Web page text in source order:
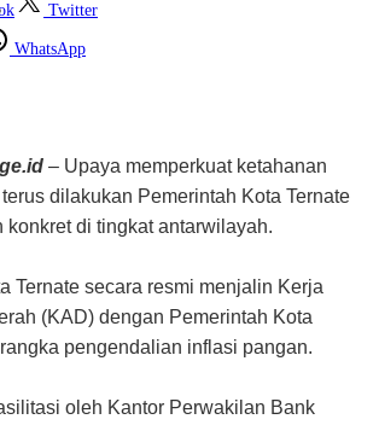
Twitter
WhatsApp
– Upaya memperkuat ketahanan
dilakukan Pemerintah Kota Ternate
konkret di tingkat antarwilayah.
Ternate secara resmi menjalin Kerja
(KAD) dengan Pemerintah Kota
pengendalian inflasi pangan.
oleh Kantor Perwakilan Bank